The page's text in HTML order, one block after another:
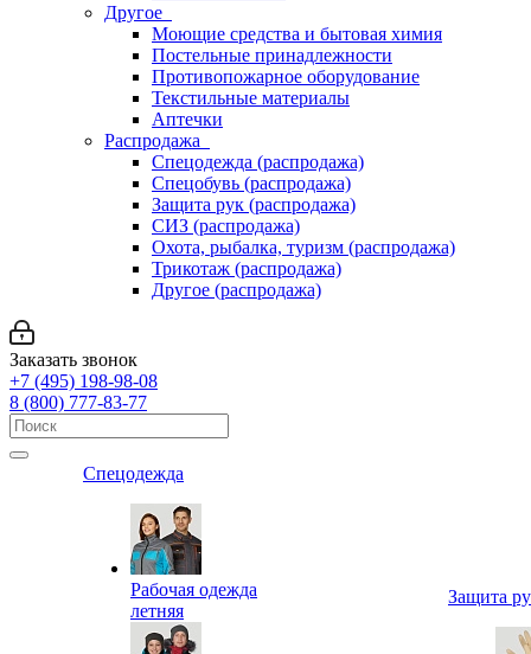
Другое
Моющие средства и бытовая химия
Постельные принадлежности
Противопожарное оборудование
Текстильные материалы
Аптечки
Распродажа
Спецодежда (распродажа)
Спецобувь (распродажа)
Защита рук (распродажа)
СИЗ (распродажа)
Охота, рыбалка, туризм (распродажа)
Трикотаж (распродажа)
Другое (распродажа)
Заказать звонок
+7 (495) 198-98-08
8 (800) 777-83-77
Спецодежда
Рабочая одежда
летняя
Защита